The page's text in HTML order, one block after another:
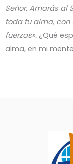
Señor. Amarás al
toda tu alma, con
fuerzas». ¿Qué
alma, en mi